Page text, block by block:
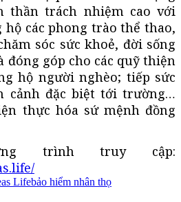
thần trách nhiệm cao với
các phong trào thể thao,
sóc sức khoẻ, đời sống
đóng góp cho các quỹ thiện
hộ người nghèo; tiếp sức
cảnh đặc biệt tới trường…
thực hóa sứ mệnh đồng
trình truy cập:
Lifebảo hiểm nhân thọ